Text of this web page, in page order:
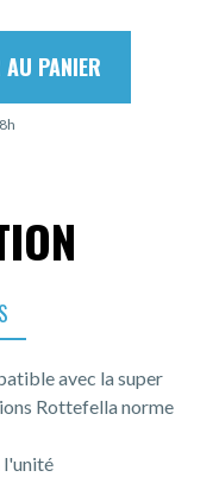
PANIER
avec la super
Rottefella norme
l'unité